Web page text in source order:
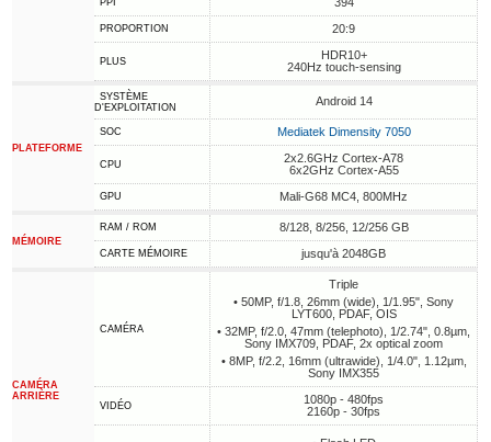
PPI
PROPORTION 20:9
PLUS
HDR10+
240Hz touch-sensing
PLATEFORME
SYSTÈME
D'EXPLOITATION
Android 14
SOC Mediatek Dimensity 7050
CPU
2x2.6GHz Cortex-A78
6x2GHz Cortex-A55
GPU Mali-G68 MC4, 800MHz
MÉMOIRE
RAM / ROM 8/128, 8/256, 12/256 GB
CARTE MÉMOIRE jusqu'à 2048GB
CAMÉRA
ARRIÈRE
CAMÉRA
Triple
• 50MP, f/1.8, 26mm (wide), 1/1.95", Sony
LYT600, PDAF, OIS
• 32MP, f/2.0, 47mm (telephoto), 1/2.74", 0.8µm,
Sony IMX709, PDAF, 2x optical zoom
• 8MP, f/2.2, 16mm (ultrawide), 1/4.0", 1.12µm,
Sony IMX355
VIDÉO
1080p - 480fps
2160p - 30fps